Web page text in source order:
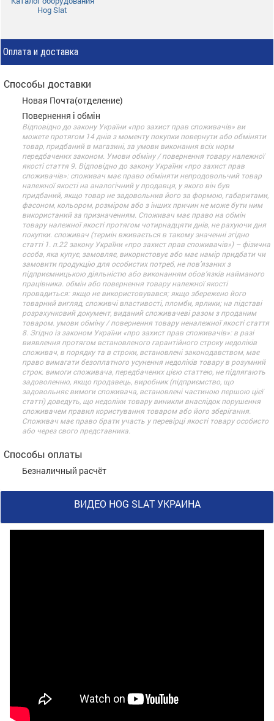
Hog Slat
Оплата и доставка
Способы доставки
Новая Почта(отделение)
Повернення і обмін
Відповідно до закону України «про захист прав споживачів» ви
можете протягом 14 днів з моменту покупки повернути або обміняти
товар, придбаний в магазині, за умови виконання всіх норм
передбачених законом. Умови обміну / повернення товару належної
якості стаття 9. Відповідно до закону України «про захист прав
споживачів»: споживач має право обміняти непродовольчий товар
належної якості на аналогічний у продавця, у якого він був
придбаний, якщо товар не задовольнив його за формою, габаритами,
фасоном, кольором, розміром або з інших причин не може бути ним
використаний за призначенням. Споживач має право на обмін
товару належної якості протягом чотирнадцяти днів, не рахуючи дня
покупки. споживач (термін вживається в такому значенні згідно
статті 1. п.22 закону України «про захист прав споживачів») – фізична
особа, яка купує, замовляє, використовує або має намір придбати чи
замовити продукцію для особистих потреб, не пов’язаних з
підприємницькою діяльністю або виконанням обов’язків найманого
працівника. обмін або повернення товару належної якості
провадиться: якщо не використовувався; якщо збережено його
товарний вигляд, споживчі властивості, пломби, ярлики; на підставі
розрахунковий документ, виданий споживачеві разом з проданим
товаром. умови обміну / повернення товару неналежної якості стаття
8. Згідно із законом України «про захист прав споживачів»: в разі
виявлення протягом встановленого гарантійного строку недоліків
споживач, в порядку та в строки, встановлені законодавством, має
право вимагати безоплатного усунення недоліків товару в розумний
строк. вимоги споживача, передбачених цією статтею, не підлягають
задоволенню, якщо продавець, виробник (підприємство, що
задовольняє вимоги споживача, встановлені частиною першою цієї
статті) доведуть, що недоліки товару виникли внаслідок порушення
споживачем правил користування товаром або його зберігання.
Споживач має право брати участь у перевірці якості товару особисто
або через свого представника.
Способы оплаты
Безналичный расчёт
ВИДЕО HOG SLAT УКРАИНА